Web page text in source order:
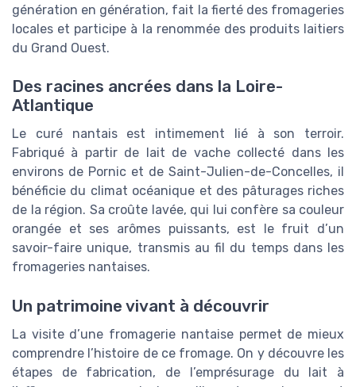
génération en génération, fait la fierté des fromageries
locales et participe à la renommée des produits laitiers
du Grand Ouest.
Des racines ancrées dans la Loire-
Atlantique
Le curé nantais est intimement lié à son terroir.
Fabriqué à partir de lait de vache collecté dans les
environs de Pornic et de Saint-Julien-de-Concelles, il
bénéficie du climat océanique et des pâturages riches
de la région. Sa croûte lavée, qui lui confère sa couleur
orangée et ses arômes puissants, est le fruit d’un
savoir-faire unique, transmis au fil du temps dans les
fromageries nantaises.
Un patrimoine vivant à découvrir
La visite d’une fromagerie nantaise permet de mieux
comprendre l’histoire de ce fromage. On y découvre les
étapes de fabrication, de l’emprésurage du lait à